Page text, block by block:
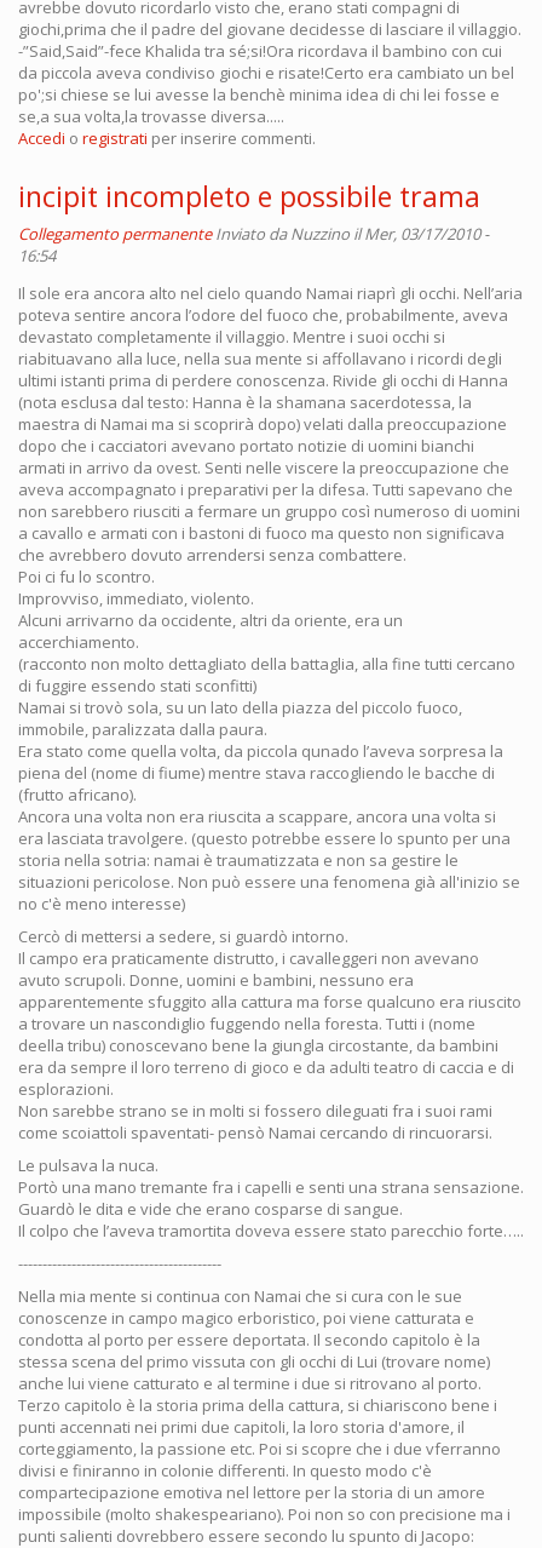
avrebbe dovuto ricordarlo visto che, erano stati compagni di
giochi,prima che il padre del giovane decidesse di lasciare il villaggio.
-”Said,Said”-fece Khalida tra sé;si!Ora ricordava il bambino con cui
da piccola aveva condiviso giochi e risate!Certo era cambiato un bel
po';si chiese se lui avesse la benchè minima idea di chi lei fosse e
se,a sua volta,la trovasse diversa.....
Accedi o registrati per inserire commenti.
incipit incompleto e possibile trama
Collegamento permanente Inviato daNuzzino il Mer, 03/17/2010 -
16:54
Il sole era ancora alto nel cielo quando Namai riaprì gli occhi. Nell’aria
poteva sentire ancora l’odore del fuoco che, probabilmente, aveva
devastato completamente il villaggio. Mentre i suoi occhi si
riabituavano alla luce, nella sua mente si affollavano i ricordi degli
ultimi istanti prima di perdere conoscenza. Rivide gli occhi di Hanna
(nota esclusa dal testo: Hanna è la shamana sacerdotessa, la
maestra di Namai ma si scoprirà dopo) velati dalla preoccupazione
dopo che i cacciatori avevano portato notizie di uomini bianchi
armati in arrivo da ovest. Senti nelle viscere la preoccupazione che
aveva accompagnato i preparativi per la difesa. Tutti sapevano che
non sarebbero riusciti a fermare un gruppo così numeroso di uomini
a cavallo e armati con i bastoni di fuoco ma questo non significava
che avrebbero dovuto arrendersi senza combattere.
Poi ci fu lo scontro.
Improvviso, immediato, violento.
Alcuni arrivarno da occidente, altri da oriente, era un
accerchiamento.
(racconto non molto dettagliato della battaglia, alla fine tutti cercano
di fuggire essendo stati sconfitti)
Namai si trovò sola, su un lato della piazza del piccolo fuoco,
immobile, paralizzata dalla paura.
Era stato come quella volta, da piccola qunado l’aveva sorpresa la
piena del (nome di fiume) mentre stava raccogliendo le bacche di
(frutto africano).
Ancora una volta non era riuscita a scappare, ancora una volta si
era lasciata travolgere. (questo potrebbe essere lo spunto per una
storia nella sotria: namai è traumatizzata e non sa gestire le
situazioni pericolose. Non può essere una fenomena già all'inizio se
no c'è meno interesse)
Cercò di mettersi a sedere, si guardò intorno.
Il campo era praticamente distrutto, i cavalleggeri non avevano
avuto scrupoli. Donne, uomini e bambini, nessuno era
apparentemente sfuggito alla cattura ma forse qualcuno era riuscito
a trovare un nascondiglio fuggendo nella foresta. Tutti i (nome
deella tribu) conoscevano bene la giungla circostante, da bambini
era da sempre il loro terreno di gioco e da adulti teatro di caccia e di
esplorazioni.
Non sarebbe strano se in molti si fossero dileguati fra i suoi rami
come scoiattoli spaventati- pensò Namai cercando di rincuorarsi.
Le pulsava la nuca.
Portò una mano tremante fra i capelli e senti una strana sensazione.
Guardò le dita e vide che erano cosparse di sangue.
Il colpo che l’aveva tramortita doveva essere stato parecchio forte…..
------------------------------------------
Nella mia mente si continua con Namai che si cura con le sue
conoscenze in campo magico erboristico, poi viene catturata e
condotta al porto per essere deportata. Il secondo capitolo è la
stessa scena del primo vissuta con gli occhi di Lui (trovare nome)
anche lui viene catturato e al termine i due si ritrovano al porto.
Terzo capitolo è la storia prima della cattura, si chiariscono bene i
punti accennati nei primi due capitoli, la loro storia d'amore, il
corteggiamento, la passione etc. Poi si scopre che i due vferranno
divisi e finiranno in colonie differenti. In questo modo c'è
compartecipazione emotiva nel lettore per la storia di un amore
impossibile (molto shakespeariano). Poi non so con precisione ma i
punti salienti dovrebbero essere secondo lu spunto di Jacopo: